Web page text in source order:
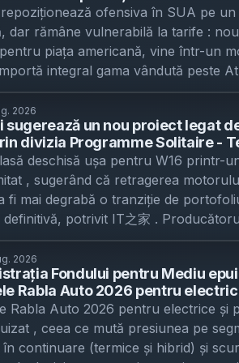
fondul scăderii vânzărilor și al
ofensiva în SUA pe un
dar rămâne vulnerabilă la tarife :
piața americană, vine într-un
integral gama vândută peste
mai mult decât rivalii cu
Next Web . Audi a prezentat în
Q9, un SUV de lux full-size, cu trei
descris de companie drept construit
din SUA. Modelul pornește de
dolari (aprox. 405.000 lei), iar
de 119.000 de dolari (aprox.
. Ambele ar urma să ajungă la
acest an. Pariul pe electrice se
motoare termice Miza editorială a
de direcție: după ani în care Audi
electrificarea, vârful de gamă pentru
și este construit pe o platformă
pentru benzină) a grupului
2026
sugerează un nou proiect legat
divizia Programme Solitaire -
produs ultra-limitat, posibil
Car Week
deschisă ușa pentru W16 printr-
, sugerând că retragerea
fi mai degrabă o tranziție de
potrivit IT之家 .
teaser foarte scurte, cu indicii
și către divizia sa de personalizări
Solitaire , alimentând speculațiile
asociat acestui propulsor. Ce a
contează Primul teaser, intitulat „The
vitezei”), arată pentru
pe motor inscripționată cu „W16”.
2026
Fondului pentru Mediu
Rabla Auto 2026 pentru
9.743 de ecotichete aprobate, în
lei, pentru persoane fizice
Rabla Auto 2026 pentru electrice și
, ceea ce mută presiunea pe
continuare (termice și hibrid) și